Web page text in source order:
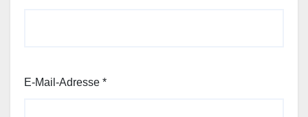
E-Mail-Adresse *